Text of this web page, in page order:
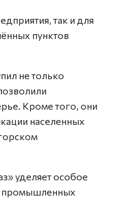
так и для
пунктов
не только
Кроме того, они
населенных
уделяет особое
промышленных